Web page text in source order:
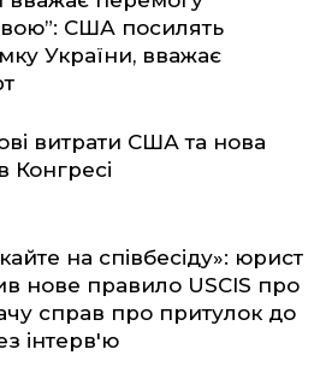
США посилять
України, вважає
витрати США та нова
Конгресі
на співбесіду»: юрист
нове правило USCIS про
справ про притулок до
інтерв'ю